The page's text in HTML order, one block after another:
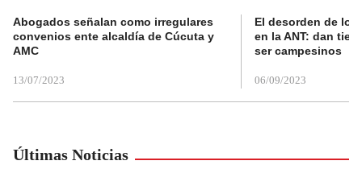
Abogados señalan como irregulares
convenios ente alcaldía de Cúcuta y
AMC
13/07/2023
El desorden de
en la ANT: dan
ser campesinos
06/09/2023
Últimas Noticias